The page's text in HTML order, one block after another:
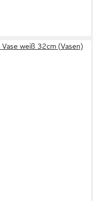
weiß 32cm (Vasen)